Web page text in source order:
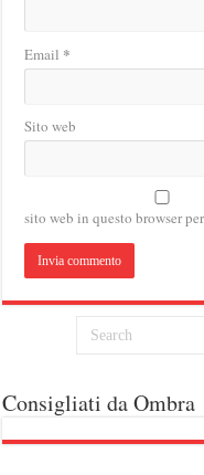
Email *
Sito web
sito web in questo browser
Consigliati da Ombra